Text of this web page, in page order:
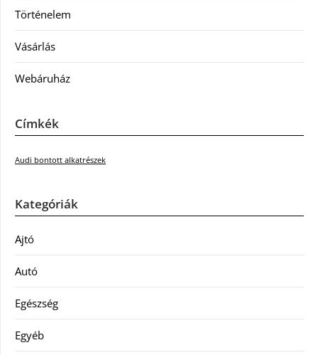
Történelem
Vásárlás
Webáruház
Címkék
Audi bontott alkatrészek
Kategóriák
Ajtó
Autó
Egészség
Egyéb